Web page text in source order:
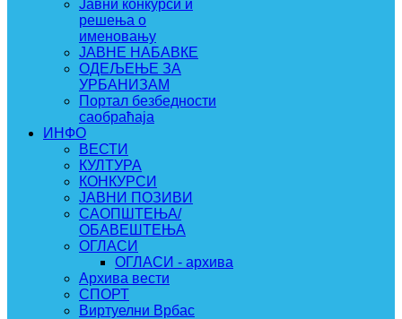
Јавни конкурси и
решења о
именовању
ЈАВНЕ НАБАВКЕ
ОДЕЉЕЊЕ ЗА
УРБАНИЗАМ
Портал безбедности
саобраћаја
ИНФО
ВЕСТИ
КУЛТУРА
КОНКУРСИ
ЈАВНИ ПОЗИВИ
САОПШТЕЊА/
ОБАВЕШТЕЊА
ОГЛАСИ
ОГЛАСИ - архива
Архива вести
СПОРТ
Виртуелни Врбас